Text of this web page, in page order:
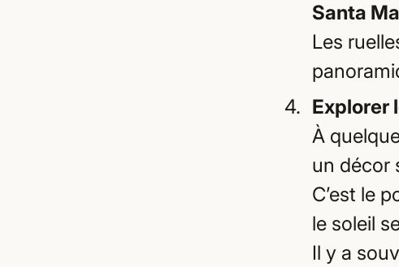
Santa
Les
Explorer
À
un décor
C’est le
le soleil
Il y a